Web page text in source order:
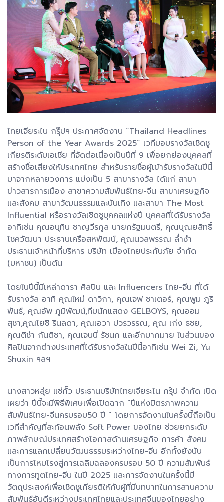
ไทยเจียระไน กรุ๊ปฯ ประกาศจัดงาน “Thailand Headlines
Person of the Year Awards 2025” เวทีมอบรางวัลเชิดชู
เกียรติระดับเอเชีย ที่จัดต่อเนื่องเป็นปีที่ 9 เพื่อยกย่องบุคคลที่
สร้างชื่อเสียงให้ประเทศไทย สำหรับรายชื่อผู้เข้ารับรางวัลในปีนี้
มาจากหลายวงการ แบ่งเป็น 5 สาขารางวัล ได้แก่ สาขา
ข่าวสารการเมือง สาขาความสัมพันธ์ไทย-จีน สาขาเศรษฐกิจ
และสังคม สาขาวัฒนธรรมและบันเทิง และสาขา The Most
Influential หรือรางวัลเชิดชูบุคคลแห่งปี บุคคลที่ได้รับรางวัล
อาทิเช่น คุณอนุทิน ชาญวีรกูล นายกรัฐมนตรี, คุณบุณยสิทธิ์
โชควัฒนา ประธานเครือสหพัฒน์, คุณนวลพรรณ ล่ำซํา
ประธานเจ้าหน้าที่บริหาร บริษัท เมืองไทยประกันภัย จำกัด
(มหาชน) เป็นต้น
โดยในปีนี้มีเหล่าดารา ศิลปิน และ Influencers ไทย-จีน ที่ได้
รับรางวัล อาทิ คุณใหม่ ดาวิกา, คุณเจฟ ชาเตอร์, คุณพูม ภูริ
พันธ์, คุณอัพ ภูมิพัฒน์,ทีมนักแสดง GELBOYS, คุณออม
สุชา,คุณโยชิ รินลดา, คุณเอวา ปวรวรรณ, คุณ เก่ง ธชย,
คุณติช่า กันติชา, คุณเจนนี่ รัชนก และอีกมากมาย ในส่วนของ
ศิลปินจากต่างประเทศที่ได้รับรางวัลในปีนี้อาทิเช่น Wei Zi, Yu
Shuxin ฯลฯ
นางสาวหลุ่ย แซ่กั๊ว ประธานบริษัทไทยเจียระไน กรุ๊ป จำกัด เปิด
เผยว่า ปีนี้จะมีพิธีพิเศษเพื่อเปิดฉาก “ปีแห่งมิตรภาพความ
สัมพันธ์ไทย-จีนครบรอบ50 ปี ” โดยการจัดงานในครั้งนี้ถือเป็น
เวทีสำคัญที่สะท้อนพลัง Soft Power ของไทย ช่วยยกระดับ
ภาพลักษณ์ประเทศสร้างโอกาสด้านเศรษฐกิจ การค้า สังคม
และการแลกเปลี่ยนวัฒนธรรมระหว่างไทย-จีน อีกทั้งยังนับ
เป็นการโหมโรงสู่การเฉลิมฉลองครบรอบ 50 ปี ความสัมพันธ์
ทางการทูตไทย-จีน ในปี 2025 และการจัดงานในครั้งนี้มี
วัตถุประสงค์เพื่อเชิดชูเกียรติให้กับผู้ที่มีบทบาทในการสานความ
สัมพันธ์อันดีระหว่างประเทศไทยและประเทศจีนของไทยอย่าง